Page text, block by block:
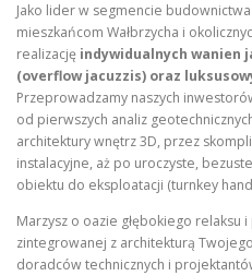
Jako lider w segmencie
mieszkańcom Wałbrzycha i
realizację indywidualnych wanien
(overflow jacuzzis) oraz
Przeprowadzamy naszych
od pierwszych analiz
architektury wnętrz 3D, przez
instalacyjne, aż po uroczyste,
obiektu do eksploatacji (turnkey
Marzysz o oazie głębokiego
zintegrowanej z architekturą
doradców technicznych i